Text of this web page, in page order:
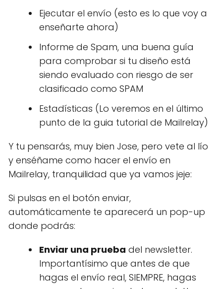
Ejecutar el envío (esto es lo que voy a
enseñarte ahora)
Informe de Spam, una buena guía
para comprobar si tu diseño está
siendo evaluado con riesgo de ser
clasificado como SPAM
Estadísticas (Lo veremos en el último
punto de la guia tutorial de Mailrelay)
Y tu pensarás, muy bien Jose, pero vete al lío
y enséñame como hacer el envío en
Mailrelay, tranquilidad que ya vamos jeje:
Si pulsas en el botón enviar,
automáticamente te aparecerá un pop-up
donde podrás:
Enviar una prueba del newsletter.
Importantísimo que antes de que
hagas el envío real, SIEMPRE, hagas